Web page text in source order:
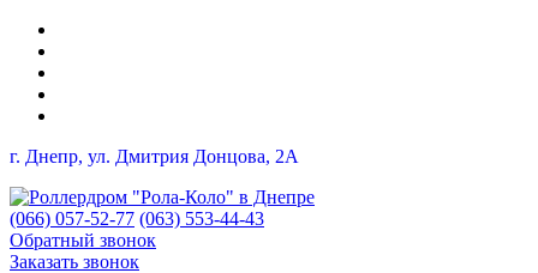
г. Днепр, ул. Дмитрия Донцова, 2A
(066) 057-52-77 (063) 553-44-43
Обратный звонок
Заказать звонок